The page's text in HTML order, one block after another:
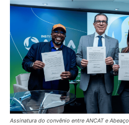
Assinatura do convênio entre ANCAT e Abeaço